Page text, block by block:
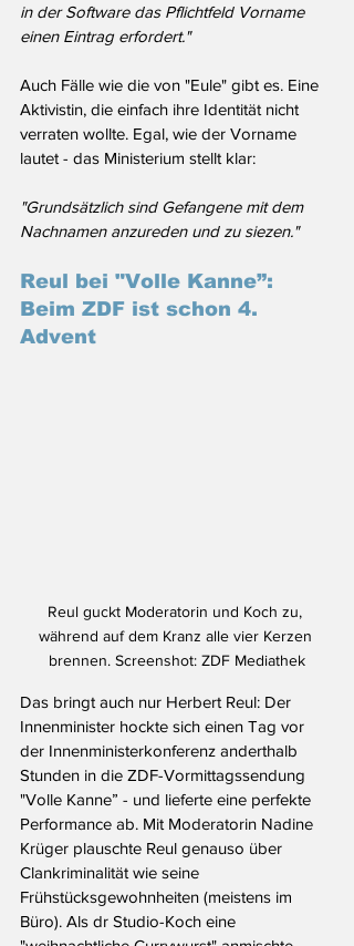
in der Software das Pflichtfeld Vorname
einen Eintrag erfordert."
Auch Fälle wie die von "Eule" gibt es. Eine
Aktivistin, die einfach ihre Identität nicht
verraten wollte. Egal, wie der Vorname
lautet - das Ministerium stellt klar:
"Grundsätzlich sind Gefangene mit dem
Nachnamen anzureden und zu siezen."
Reul bei "Volle Kanne”:
Beim ZDF ist schon 4.
Advent
Reul guckt Moderatorin und Koch zu,
während auf dem Kranz alle vier Kerzen
brennen. Screenshot: ZDF Mediathek
Das bringt auch nur Herbert Reul: Der
Innenminister hockte sich einen Tag vor
der Innenministerkonferenz anderthalb
Stunden in die ZDF-Vormittagssendung
"Volle Kanne” - und lieferte eine perfekte
Performance ab. Mit Moderatorin Nadine
Krüger plauschte Reul genauso über
Clankriminalität wie seine
Frühstücksgewohnheiten (meistens im
Büro). Als dr Studio-Koch eine